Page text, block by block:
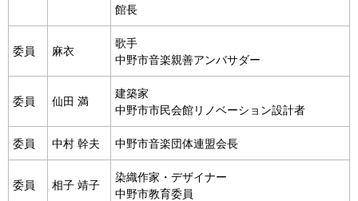
館長
委員 麻衣
歌手
中野市音楽親善アンバサダー
委員 仙田 満
建築家
中野市市民会館リノベーション設計者
委員 中村 幹夫 中野市音楽団体連盟会長
委員 相子 靖子
染織作家・デザイナー
中野市教育委員